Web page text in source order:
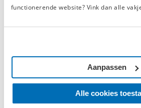
functionerende website? Vink dan alle
Alle cookies
Aanpassen